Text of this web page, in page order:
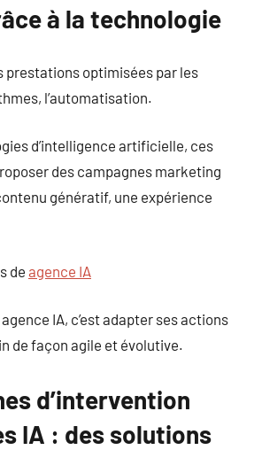
à la technologie
prestations optimisées par les
l’automatisation.
d’intelligence artificielle, ces
des campagnes marketing
génératif, une expérience
de agence IA
IA, c’est adapter ses actions
de façon agile et évolutive.
d’intervention
IA : des solutions